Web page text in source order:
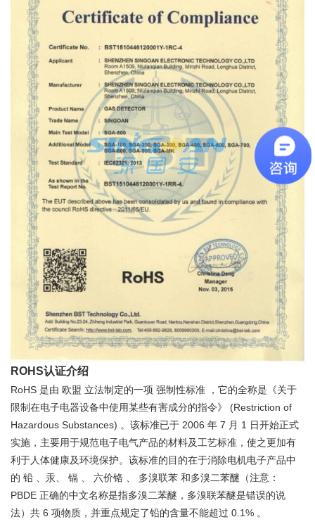
ROHS认证介绍
RoHS 是由 欧盟 立法制定的一项 强制性标准
，它的全称是《关于
限制在电子电器设备中使用某些有害成分的指令》
(Restriction of
Hazardous Substances) 。该标准已于 2006 年 7 月 1 日开始正式
实施，主要用于规范电子电气产品的材料及工艺标准，使之更加有
利于人体健康及环境保护。该标准的目的在于消除电机电子产品中
的 铅 、汞、 镉 六价铬 多溴联苯 和多溴二苯醚（注意：
PBDE 正确的中文名称是指多溴二苯醚，多溴联苯醚是错误的说
法）共 6 项物质，并重点规定了铅的含量不能超过 0.1% 。